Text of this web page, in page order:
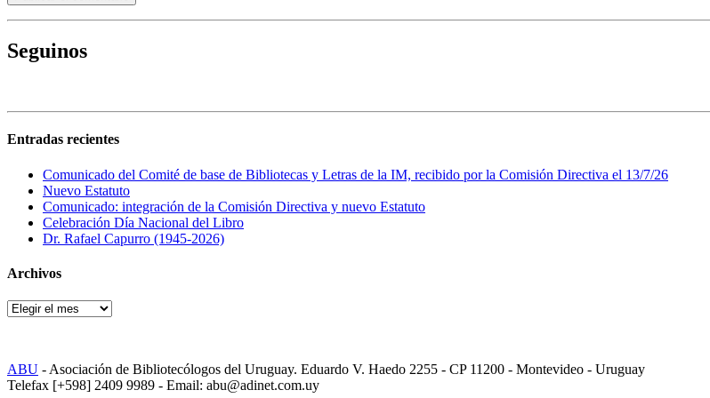
Seguinos
Entradas recientes
Comunicado del Comité de base de Bibliotecas y Letras de la IM, recibido por la Comisión Directiva el 13/7/26
Nuevo Estatuto
Comunicado: integración de la Comisión Directiva y nuevo Estatuto
Celebración Día Nacional del Libro
Dr. Rafael Capurro (1945-2026)
Archivos
Archivos
ABU - Asociación de Bibliotecólogos del Uruguay. Eduardo V. Haedo 2255 - CP 11200 - Montevideo - Uruguay
Telefax [+598] 2409 9989 - Email: abu@adinet.com.uy